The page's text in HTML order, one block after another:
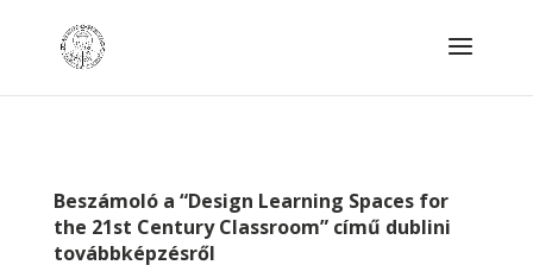
Beszámoló a “Design Learning Spaces for
the 21st Century Classroom” című dublini
továbbképzésről